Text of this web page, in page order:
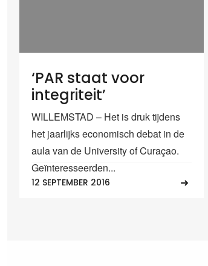
‘PAR staat voor
integriteit’
WILLEMSTAD – Het is druk tijdens
het jaarlijks economisch debat in de
aula van de University of Curaçao.
Geïnteresseerden...
12 SEPTEMBER 2016